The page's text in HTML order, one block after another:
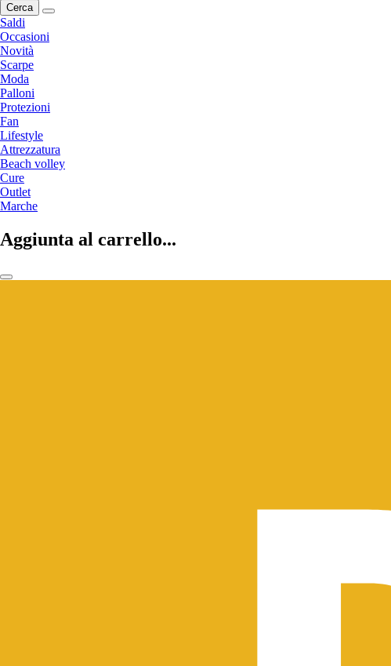
Cerca
Saldi
Occasioni
Novità
Scarpe
Moda
Palloni
Protezioni
Fan
Lifestyle
Attrezzatura
Beach volley
Cure
Outlet
Marche
Aggiunta al carrello...